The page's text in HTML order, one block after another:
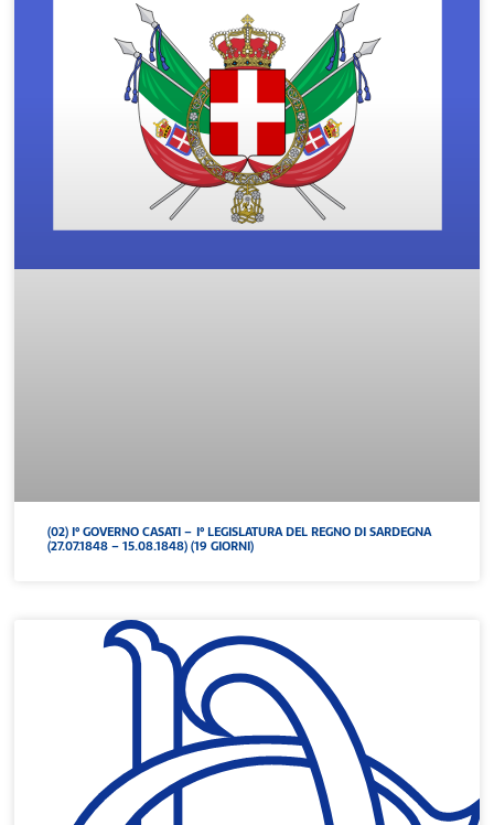
(02) I° GOVERNO CASATI – I° LEGISLATURA DEL REGNO DI SARDEGNA
(27.07.1848 – 15.08.1848) (19 GIORNI)